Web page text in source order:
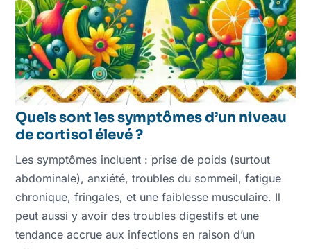
Quels sont les symptômes d’un niveau
de cortisol élevé ?
Les symptômes incluent : prise de poids (surtout
abdominale), anxiété, troubles du sommeil, fatigue
chronique, fringales, et une faiblesse musculaire. Il
peut aussi y avoir des troubles digestifs et une
tendance accrue aux infections en raison d’un